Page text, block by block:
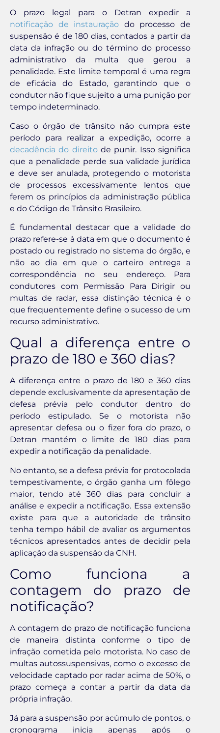
O prazo legal para o Detran expedir a
notificação de instauração do processo de
suspensão é de 180 dias, contados a partir da
data da infração ou do término do processo
administrativo da multa que gerou a
penalidade. Este limite temporal é uma regra
de eficácia do Estado, garantindo que o
condutor não fique sujeito a uma punição por
tempo indeterminado.
Caso o órgão de trânsito não cumpra este
período para realizar a expedição, ocorre a
decadência do direitode punir. Isso significa
que a penalidade perde sua validade jurídica
e deve ser anulada, protegendo o motorista
de processos excessivamente lentos que
ferem os princípios da administração pública
e do Código de Trânsito Brasileiro.
É fundamental destacar que a validade do
prazo refere-se à data em que o documento é
postado ou registrado no sistema do órgão, e
não ao dia em que o carteiro entrega a
correspondência no seu endereço. Para
condutores com Permissão Para Dirigir ou
multas de radar, essa distinção técnica é o
que frequentemente define o sucesso de um
recurso administrativo.
Qual a diferença entre o
prazo de 180 e 360 dias?
A diferença entre o prazo de 180 e 360 dias
depende exclusivamente da apresentação de
defesa prévia pelo condutor dentro do
período estipulado. Se o motorista não
apresentar defesa ou o fizer fora do prazo, o
Detran mantém o limite de 180 dias para
expedir a notificação da penalidade.
No entanto, se a defesa prévia for protocolada
tempestivamente, o órgão ganha um fôlego
maior, tendo até 360 dias para concluir a
análise e expedir a notificação. Essa extensão
existe para que a autoridade de trânsito
tenha tempo hábil de avaliar os argumentos
técnicos apresentados antes de decidir pela
aplicação da suspensão da CNH.
Como funciona a
contagem do prazo de
notificação?
A contagem do prazo de notificação funciona
de maneira distinta conforme o tipo de
infração cometida pelo motorista. No caso de
multas autossuspensivas, como o excesso de
velocidade captado por radar acima de 50%, o
prazo começa a contar a partir da data da
própria infração.
Já para a suspensão por acúmulo de pontos, o
cronograma inicia apenas após o